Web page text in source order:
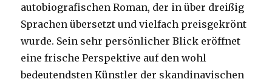
autobiografischen Roman, der in über dreißig
Sprachen übersetzt und vielfach preisgekrönt
wurde. Sein sehr persönlicher Blick eröffnet
eine frische Perspektive auf den wohl
bedeutendsten Künstler der skandinavischen